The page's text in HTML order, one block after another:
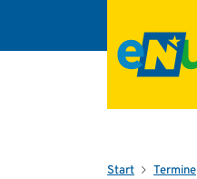
Start Termine